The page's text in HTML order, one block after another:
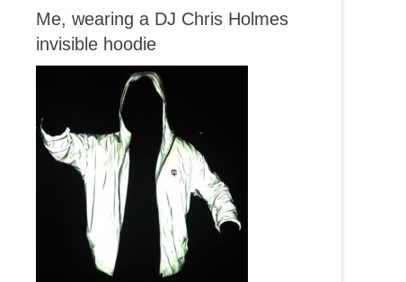
Me, wearing a DJ Chris Holmes
invisible hoodie